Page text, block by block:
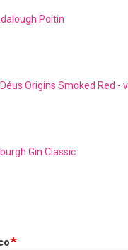
Poitin
Déus Origins Smoked Red
Gin Classic